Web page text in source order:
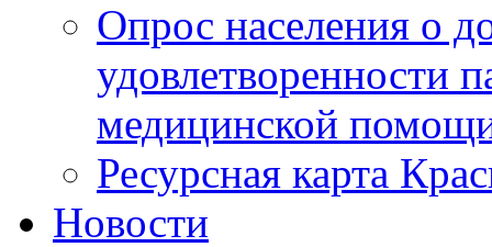
Опрос населения о
удовлетворенности
медицинской
Ресурсная карта
Новости